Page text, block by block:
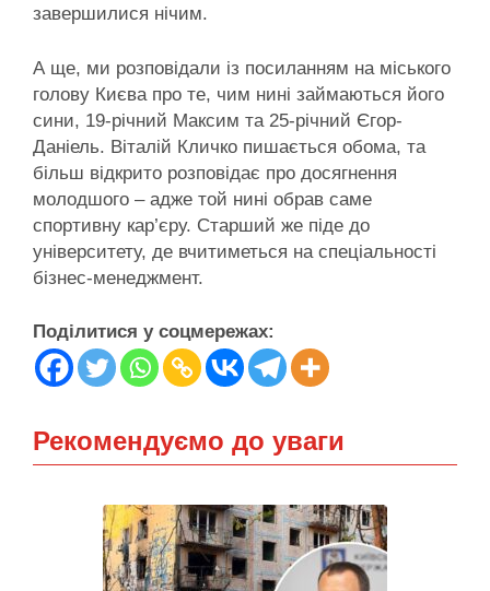
завершилися нічим.
А ще, ми розповідали із посиланням на міського
голову Києва про те, чим нині займаються його
сини, 19-річний Максим та 25-річний Єгор-
Даніель. Віталій Кличко пишається обома, та
більш відкрито розповідає про досягнення
молодшого – адже той нині обрав саме
спортивну кар’єру. Старший же піде до
університету, де вчитиметься на спеціальності
бізнес-менеджмент.
Поділитися у соцмережах:
Рекомендуємо до уваги